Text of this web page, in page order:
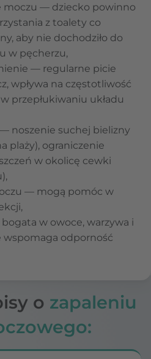
moczu — dziecko powinno
z toalety co
aby nie dochodziło do
w pęcherzu,
— regularne picie
wpływa na częstotliwość
przepłukiwaniu układu
noszenie suchej bielizny
plaży), ograniczenie
w okolicę cewki
— mogą pomóc w
w owoce, warzywa i
wspomaga odporność
o zapaleniu